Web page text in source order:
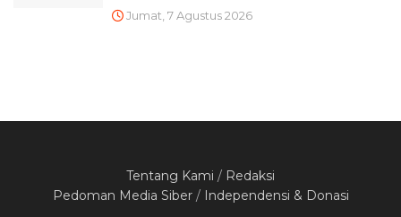
Jumat, 7 Agustus 2026
Tentang Kami / Redaksi
Pedoman Media Siber/ Independensi & Donasi